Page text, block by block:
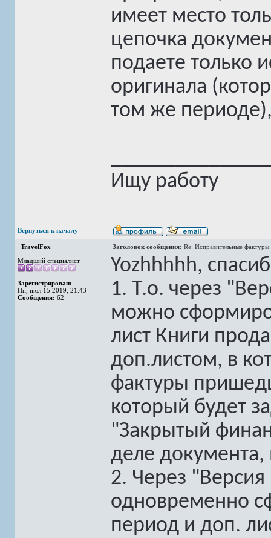
имеет место
цепочка
подаете только
оригинала
том же
Ищу работу
Вернуться к началу
TravelFox Заголовок сообщения: Re: Исправительные
Младший специалист
Зарегистрирован:
Пн, июл 15 2019, 21:43
Сообщения: 62
Yozhhhhh,
1. Т.о. через
можно
лист Книги
доп.листом, в
фактуры
который будет
"Закрытый
деле документа,
2. Через
одновременно
период и доп.